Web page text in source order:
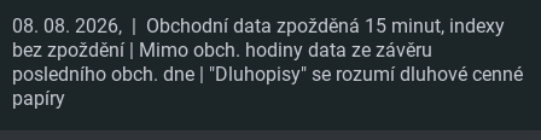
08. 08. 2026, | Obchodní data zpožděná 15 minut, indexy
bez zpoždění | Mimo obch. hodiny data ze závěru
posledního obch. dne | "Dluhopisy" se rozumí dluhové cenné
papíry